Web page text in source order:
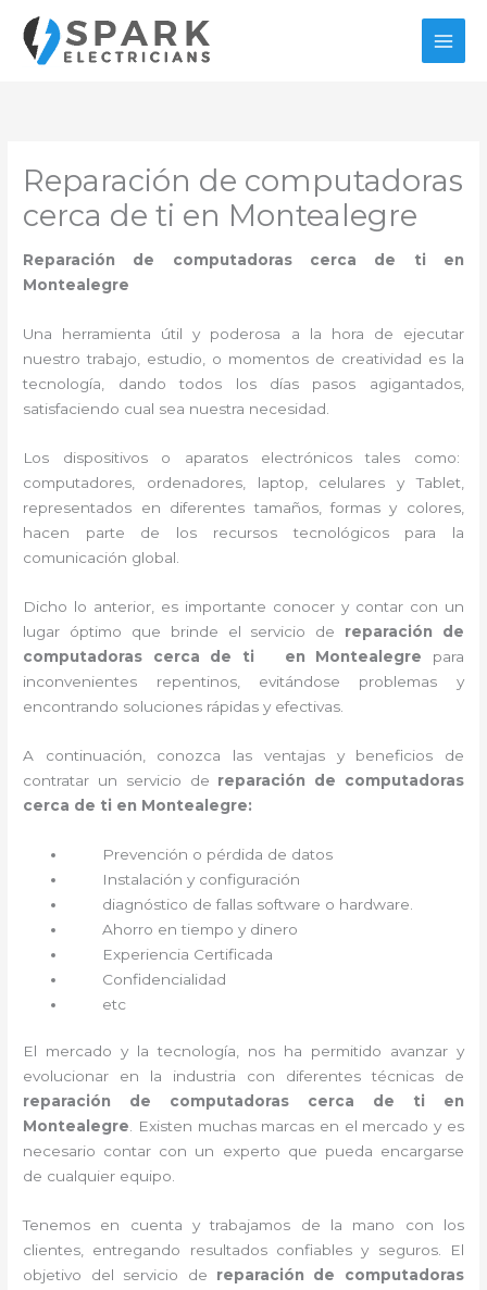
contenido
Reparación de computadoras
cerca de ti en Montealegre
Reparación de computadoras cerca de ti en
Montealegre
Una herramienta útil y poderosa a la hora de ejecutar
nuestro trabajo, estudio, o momentos de creatividad es la
tecnología, dando todos los días pasos agigantados,
satisfaciendo cual sea nuestra necesidad.
Los dispositivos o aparatos electrónicos tales como:
computadores, ordenadores, laptop, celulares y Tablet,
representados en diferentes tamaños, formas y colores,
hacen parte de los recursos tecnológicos para la
comunicación global.
Dicho lo anterior, es importante conocer y contar con un
lugar óptimo que brinde el servicio de reparación de
computadoras cerca de ti en Montealegre para
inconvenientes repentinos, evitándose problemas y
encontrando soluciones rápidas y efectivas.
A continuación, conozca las ventajas y beneficios de
contratar un servicio de reparación de computadoras
cerca de ti en Montealegre:
Prevención o pérdida de datos
Instalación y configuración
diagnóstico de fallas software o hardware
Ahorro en tiempo y dinero
Experiencia Certificada
Confidencialidad
etc
El mercado y la tecnología, nos ha permitido avanzar y
evolucionar en la industria con diferentes técnicas de
reparación de computadoras cerca de ti en
Montealegre . Existen muchas marcas en el mercado y es
necesario contar con un experto que pueda encargarse
de cualquier equipo.
Tenemos en cuenta y trabajamos de la mano con los
clientes, entregando resultados confiables y seguros. El
objetivo del servicio de reparación de computadoras